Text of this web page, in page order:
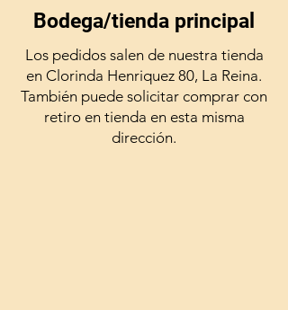
Bodega/tienda principal
Los pedidos salen de nuestra tienda
en Clorinda Henriquez 80, La Reina.
También puede solicitar comprar con
retiro en tienda en esta misma
dirección.